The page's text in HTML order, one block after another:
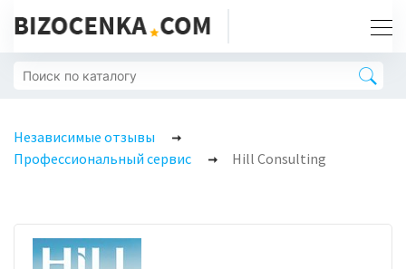
Независимые отзывы
Профессиональный сервис
Hill Consulting